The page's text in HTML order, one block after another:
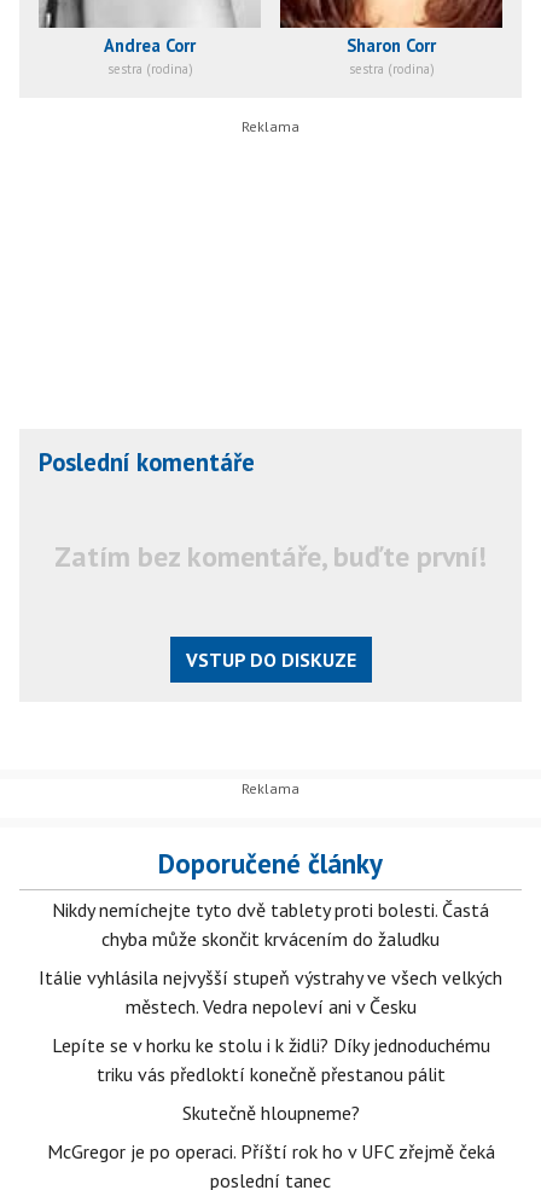
Andrea Corr
sestra (rodina)
Sharon Corr
sestra (rodina)
Poslední komentáře
Zatím bez komentáře, buďte první!
VSTUP DO DISKUZE
Doporučené články
Nikdy nemíchejte tyto dvě tablety proti bolesti. Častá
chyba může skončit krvácením do žaludku
Itálie vyhlásila nejvyšší stupeň výstrahy ve všech velkých
městech. Vedra nepoleví ani v Česku
Lepíte se v horku ke stolu i k židli? Díky jednoduchému
triku vás předloktí konečně přestanou pálit
Skutečně hloupneme?
McGregor je po operaci. Příští rok ho v UFC zřejmě čeká
poslední tanec